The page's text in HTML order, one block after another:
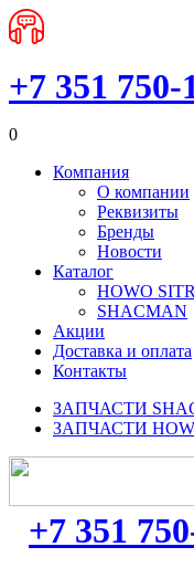
+7 351 750-
0
Компания
О компании
Реквизиты
Бренды
Новости
Каталог
HOWO
SHACMAN
Акции
Доставка и оплата
Контакты
ЗАПЧАСТИ
ЗАПЧАСТИ
+7 351